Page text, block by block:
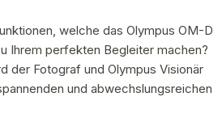
welche das Olympus OM-D
Ihrem perfekten Begleiter machen?
der Fotograf und Olympus Visionär
und abwechslungsreichen